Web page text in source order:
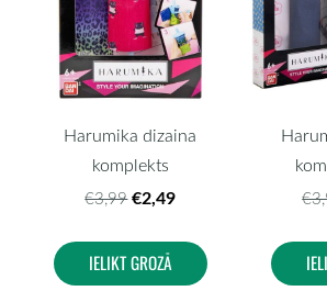
Harumika dizaina
komplekts
€3,99 €2,49
IELIKT GROZĀ